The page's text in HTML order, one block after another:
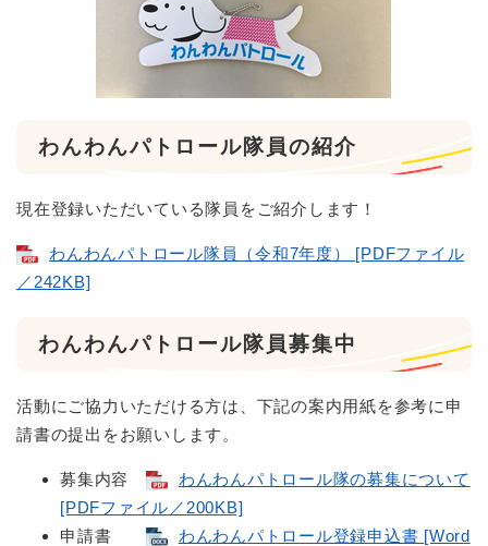
わんわんパトロール隊員の紹介
現在登録いただいている隊員をご紹介します！
わんわんパトロール隊員（令和7年度） [PDFファイル
／242KB]
わんわんパトロール隊員募集中
活動にご協力いただける方は、下記の案内用紙を参考に申
請書の提出をお願いします。
募集内容
わんわんパトロール隊の募集について
[PDFファイル／200KB]
申請書
わんわんパトロール登録申込書 [Word